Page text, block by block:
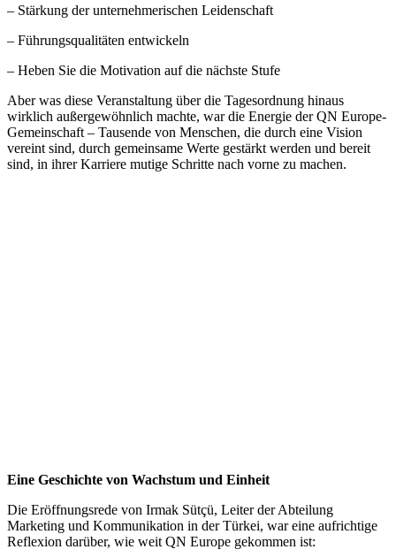
– Stärkung der unternehmerischen Leidenschaft
– Führungsqualitäten entwickeln
– Heben Sie die Motivation auf die nächste Stufe
Aber was diese Veranstaltung über die Tagesordnung hinaus
wirklich außergewöhnlich machte, war die Energie der QN Europe-
Gemeinschaft – Tausende von Menschen, die durch eine Vision
vereint sind, durch gemeinsame Werte gestärkt werden und bereit
sind, in ihrer Karriere mutige Schritte nach vorne zu machen.
Eine Geschichte von Wachstum und Einheit
Die Eröffnungsrede von Irmak Sütçü, Leiter der Abteilung
Marketing und Kommunikation in der Türkei, war eine aufrichtige
Reflexion darüber, wie weit QN Europe gekommen ist: